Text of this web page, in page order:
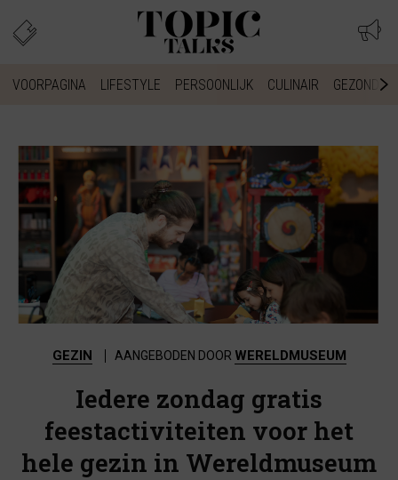
VOORPAGINA LIFESTYLE PERSOONLIJK CULINAIR
GEZIN AANGEBODEN DOOR WERELDMUSEUM
Iedere zondag gratis
feestactiviteiten voor het
hele gezin in Wereldmuseum